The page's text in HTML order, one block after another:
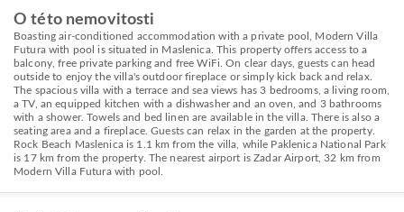
O této nemovitosti
Boasting air-conditioned accommodation with a private pool, Modern Villa
Futura with pool is situated in Maslenica. This property offers access to a
balcony, free private parking and free WiFi. On clear days, guests can head
outside to enjoy the villa's outdoor fireplace or simply kick back and relax.
The spacious villa with a terrace and sea views has 3 bedrooms, a living room,
a TV, an equipped kitchen with a dishwasher and an oven, and 3 bathrooms
with a shower. Towels and bed linen are available in the villa. There is also a
seating area and a fireplace. Guests can relax in the garden at the property.
Rock Beach Maslenica is 1.1 km from the villa, while Paklenica National Park
is 17 km from the property. The nearest airport is Zadar Airport, 32 km from
Modern Villa Futura with pool.